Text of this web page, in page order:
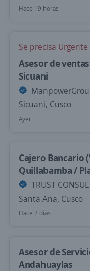
Hace 19 horas
Se precisa Urgente
Asesor de
Sicuani
Sicuani, Cusco
Ayer
Cajero Bancario
Quillabamba /
TRUST
Santa Ana, Cusco
Hace 2 días
Asesor de
Andahuaylas